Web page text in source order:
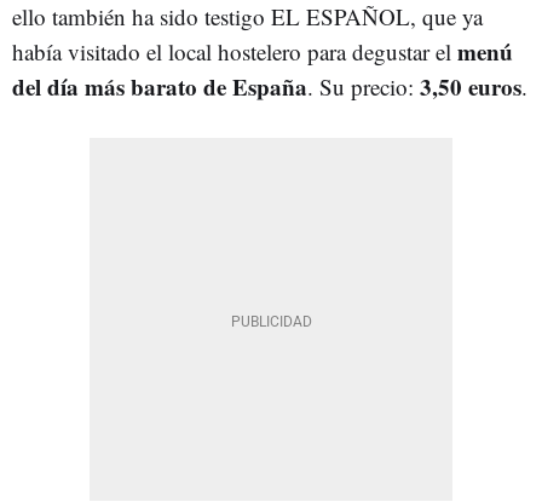
ello también ha sido testigo EL ESPAÑOL, que ya
había visitado el local hostelero para degustar el menú
del día más barato de España. Su precio: 3,50 euros.